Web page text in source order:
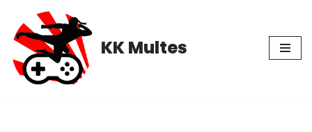
Pular
para
o
conteúdo
KK Multes